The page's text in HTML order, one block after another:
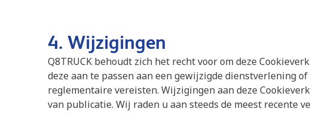
4. Wijzigingen
Q8TRUCK behoudt zich het recht voor om deze
deze aan te passen aan een gewijzigde dienstverlening
reglementaire vereisten. Wijzigingen aan deze
van publicatie. Wij raden u aan steeds de meest recente